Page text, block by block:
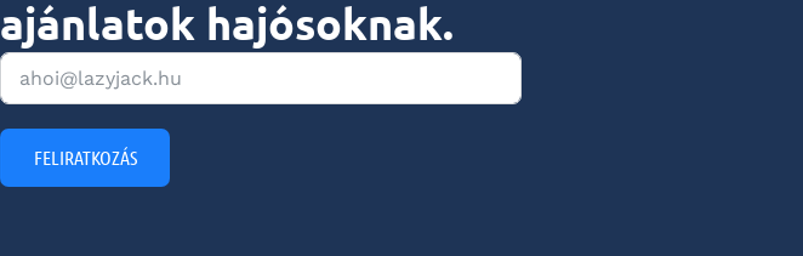
ajánlatok hajósoknak.
FELIRATKOZÁS